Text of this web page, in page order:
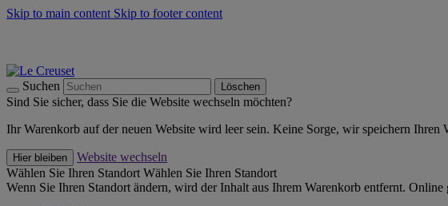
Skip to main content Skip to footer content
Suchen Löschen
Sind Sie sicher, dass Sie die Website wechseln möchten?
Ihr Warenkorb auf der neuen Website wird leer sein. Keine Sorge, wir speichern Ihren
Hier bleiben
Website wechseln
Wählen Sie Ihren Standort Wählen Sie Ihren Standort
Wenn Sie Ihren Standort ändern, wird der Inhalt aus Ihrem Warenkorb entfernt.